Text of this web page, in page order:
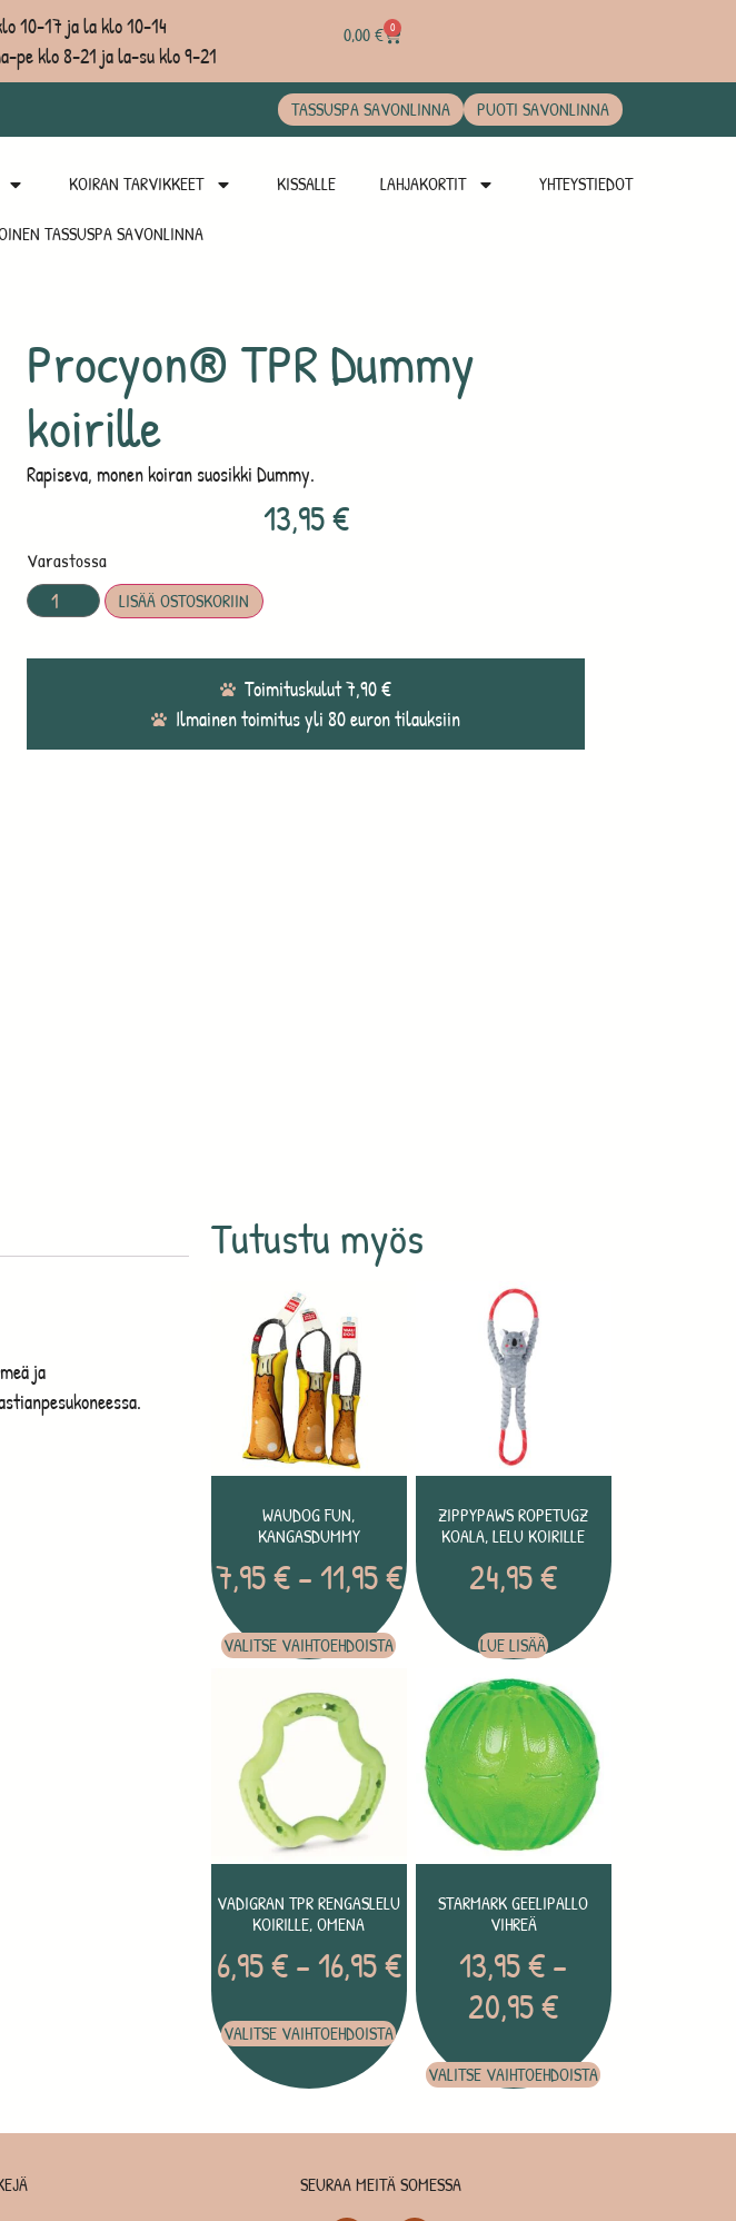
10-17 ja la klo 10-14
pe klo 8-21 ja la-su klo 9-21
0,00€ 0
TASSUSPA SAVONLINNA PUOTI SAVONLINNA
KOIRAN TARVIKKEET KISSALLE LAHJAKORTIT YHTEYSTIEDOT
TASSUSPA SAVONLINNA
Procyon® TPR Dummy
koirille
Rapiseva, monen koiran suosikki Dummy.
13,95€
Varastossa
LISÄÄ OSTOSKORIIN
Toimituskulut 7,90 €
Ilmainen toimitus yli 80 euron tilauksiin
Tutustu myös
WAUDOG FUN,
KANGASDUMMY
7,95€– 11,95€
VALITSE VAIHTOEHDOISTA
ZIPPYPAWS ROPETUGZ
KOALA, LELU KOIRILLE
24,95€
LUE LISÄÄ
VADIGRAN TPR RENGASLELU
KOIRILLE, OMENA
6,95€– 16,95€
VALITSE VAIHTOEHDOISTA
STARMARK GEELIPALLO
VIHREÄ
13,95€–
20,95€
VALITSE VAIHTOEHDOISTA
ja
SEURAA MEITÄ SOMESSA